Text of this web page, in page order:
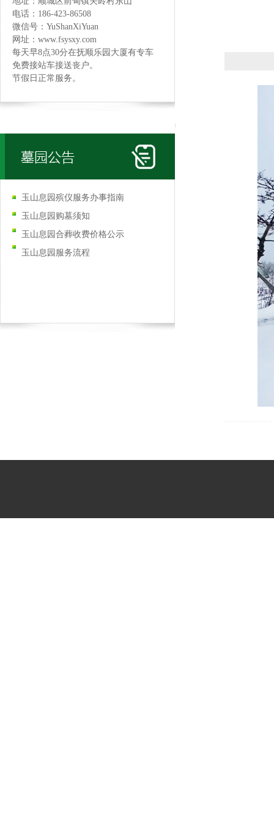
电话：186-423-86508
微信号：YuShanXiYuan
网址：www.fsysxy.com
每天早8点30分在抚顺乐园大厦有专车
免费接站车接送丧户。
节假日正常服务。
玉山息园殡仪服务办事指南
玉山息园购墓须知
玉山息园合葬收费价格公示
玉山息园服务流程